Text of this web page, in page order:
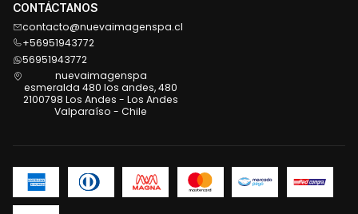
CONTÁCTANOS
contacto@nuevaimagenspa.cl
+56951943772
56951943772
nuevaimagenspa
esmeralda 480 los andes, 480
2100798 Los Andes - Los Andes
Valparaíso - Chile